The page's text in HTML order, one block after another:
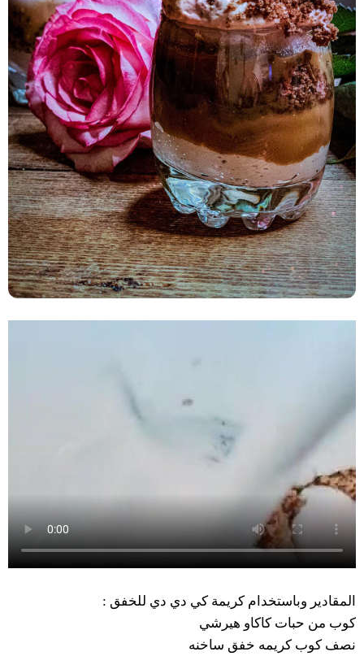
المقادير وباستخدام كريمة كي دي دي للخفق :
كوب من حبات كاكاو هيرشي
نصف كوب كريمه خفق ساخنه